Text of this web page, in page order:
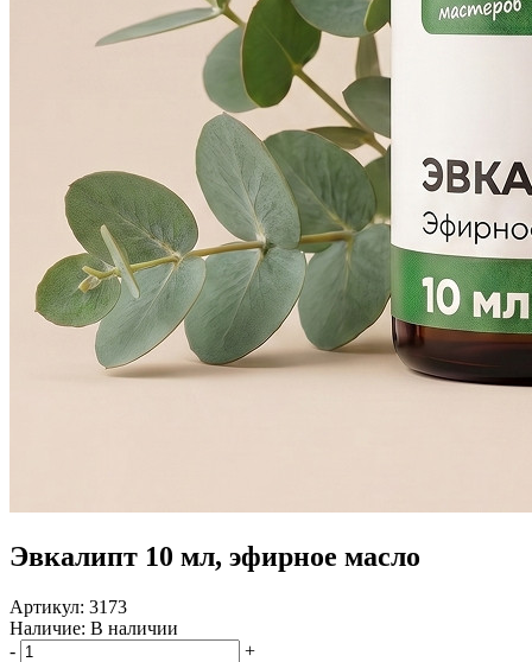
Эвкалипт 10 мл, эфирное масло
Артикул: 3173
Наличие: В наличии
-
+